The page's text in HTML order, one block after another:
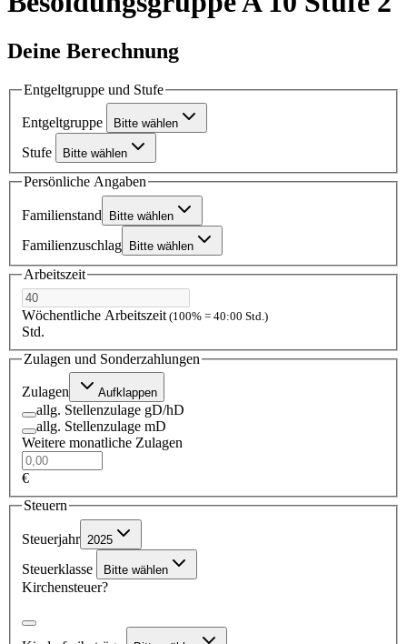
Deine Berechnung
Entgeltgruppe und Stufe
Entgeltgruppe Bitte wählen
Stufe Bitte wählen
Persönliche Angaben
Familienstand Bitte wählen
Familienzuschlag Bitte wählen
Arbeitszeit
Wöchentliche Arbeitszeit (100% = 40:00 Std.)
Std.
Zulagen und Sonderzahlungen
Zulagen Aufklappen
allg. Stellenzulage gD/hD
allg. Stellenzulage mD
Weitere monatliche Zulagen
€
Steuern
Steuerjahr 2025
Steuerklasse Bitte wählen
Kirchensteuer?